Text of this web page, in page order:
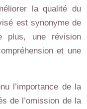
la qualité du
est synonyme de
plus, une révision
et une
l’importance de la
de l’omission de la